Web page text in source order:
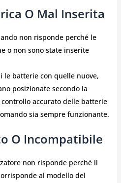
O Mal Inserita
non risponde perché le
o non sono state inserite
le batterie con quelle nuove,
posizionate secondo la
accurato delle batterie
sia sempre funzionante.
O Incompatibile
non risponde perché il
al modello del